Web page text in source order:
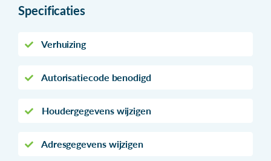
Specificaties
Verhuizing
Autorisatiecode benodigd
Houdergegevens wijzigen
Adresgegevens wijzigen